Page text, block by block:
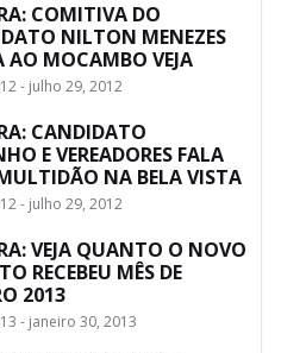
COMITIVA DO
NILTON MENEZES
AO MOCAMBO VEJA
- julho 29, 2012
CANDIDATO
E VEREADORES FALA
NA BELA VISTA
- julho 29, 2012
VEJA QUANTO O NOVO
RECEBEU MÊS DE
2013
- janeiro 30, 2013